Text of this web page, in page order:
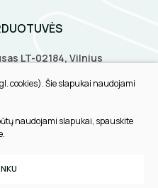
LT-02184, Vilnius
52168, Kaunas
Klaipėda
cookies). Šie slapukai naudojami
naudojami slapukai, spauskite